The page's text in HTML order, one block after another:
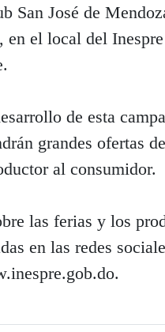
San José de
el local del
de esta
grandes ofertas
al consumidor.
las ferias y los
en las redes